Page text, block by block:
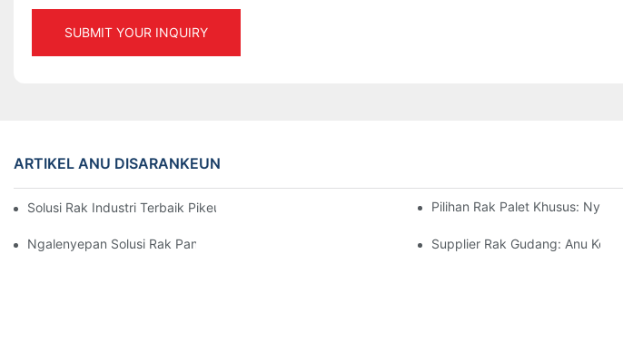
SUBMIT YOUR INQUIRY
ARTIKEL ANU DISARANKEUN
Solusi Rak Industri Terbaik Pikeun Manajemén Gudang Anu Éfisién Pilihan Rak Palet Khusus:
Ngalenyepan Solusi Rak Panyimpenan Anu Éféktif Pikeun Unggal IndustriSupplier Rak Gudang: Anu